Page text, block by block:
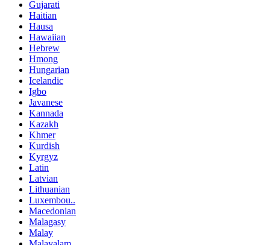
Gujarati
Haitian
Hausa
Hawaiian
Hebrew
Hmong
Hungarian
Icelandic
Igbo
Javanese
Kannada
Kazakh
Khmer
Kurdish
Kyrgyz
Latin
Latvian
Lithuanian
Luxembou..
Macedonian
Malagasy
Malay